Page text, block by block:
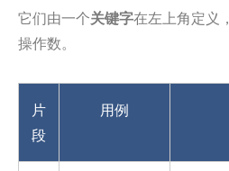
它们由一个关键字在左上角定义
操作数。
片
段
用例